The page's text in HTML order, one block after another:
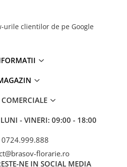
urile clientilor de pe Google
COMERCIALE
LUNI - VINERI: 09:00 - 18:00
0724.999.888
florarie.ro
NE IN SOCIAL MEDIA